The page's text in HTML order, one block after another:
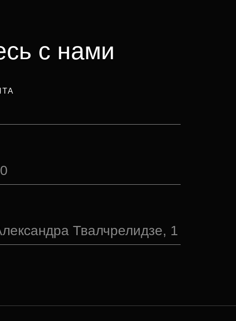
с нами
Твалчрелидзе, 1